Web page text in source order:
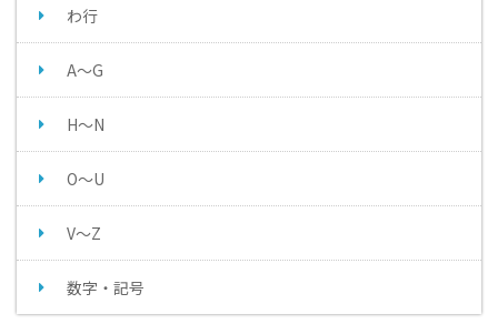
わ行
A～G
H～N
O～U
V～Z
数字・記号